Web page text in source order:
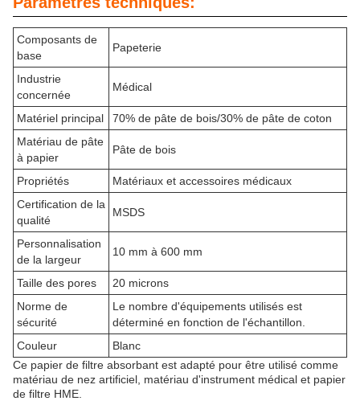
Composants de
base
Papeterie
Industrie
concernée
Médical
Matériel principal
70% de pâte de bois/30% de pâte de coton
Matériau de pâte
à papier
Pâte de bois
Propriétés
Matériaux et accessoires médicaux
Certification de la
qualité
MSDS
Personnalisation
de la largeur
10 mm à 600 mm
Taille des pores
20 microns
Norme de
sécurité
Le nombre d'équipements utilisés est
déterminé en fonction de l'échantillon.
Couleur
Blanc
Ce papier de filtre absorbant est adapté pour être utilisé comme
matériau de nez artificiel, matériau d'instrument médical et papier
de filtre HME.